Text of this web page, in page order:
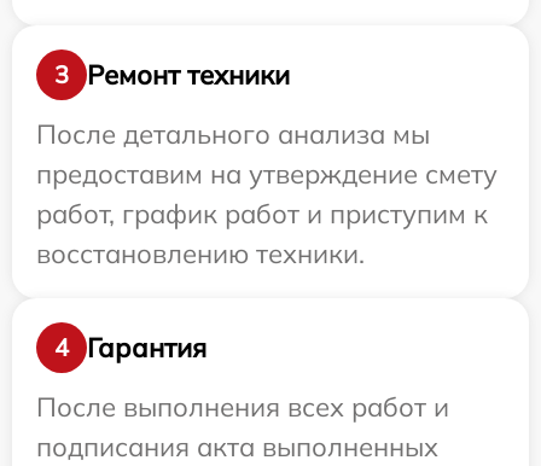
3
Ремонт техники
После детального анализа мы
предоставим на утверждение смету
работ, график работ и приступим к
восстановлению техники.
4
Гарантия
После выполнения всех работ и
подписания акта выполненных